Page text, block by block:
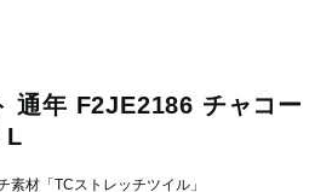
通年 F2JE2186 チャコー
L
材「TCストレッチツイル」